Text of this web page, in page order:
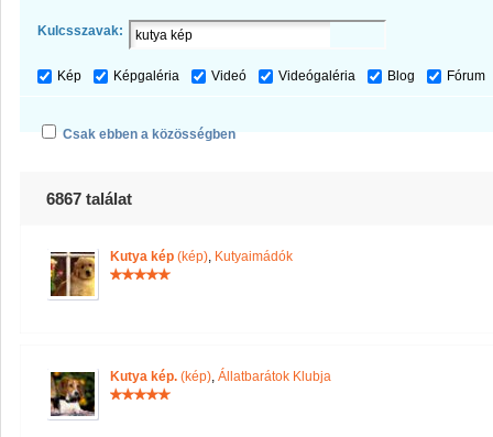
Kulcsszavak:
Kép Képgaléria Videó Videógaléria Blog Fórum
Csak ebben a közösségben
6867 találat
Kutya kép (kép), Kutyaimádók
Kutya kép. (kép), Állatbarátok Klubja